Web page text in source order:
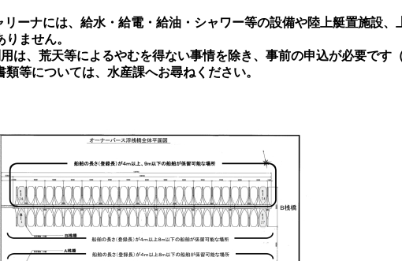
リーナには、給水・給電・給油・シャワー等の設備や陸上艇置施設、
ません。
用は、荒天等によるやむを得ない事情を除き、事前の申込が必要です
等については、水産課へお尋ねください。